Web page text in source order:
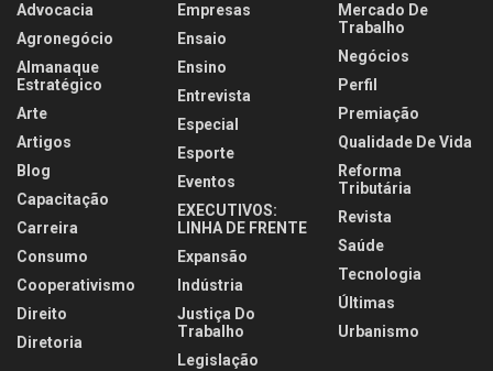
Advocacia
Agronegócio
Almanaque
Estratégico
Arte
Artigos
Blog
Capacitação
Carreira
Consumo
Cooperativismo
Direito
Diretoria
Empresas
Ensaio
Ensino
Entrevista
Especial
Esporte
Eventos
EXECUTIVOS:
LINHA DE FRENTE
Expansão
Indústria
Justiça Do
Trabalho
Legislação
Mercado De
Trabalho
Negócios
Perfil
Premiação
Qualidade De Vida
Reforma
Tributária
Revista
Saúde
Tecnologia
Últimas
Urbanismo